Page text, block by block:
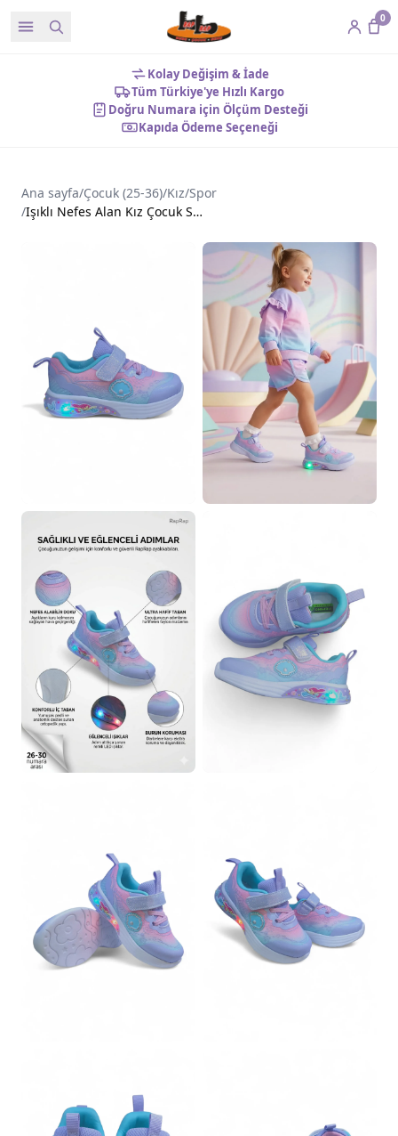
0
Kolay Değişim & İade
Tüm Türkiye'ye Hızlı Kargo
Doğru Numara için Ölçüm Desteği
Kapıda Ödeme Seçeneği
Ana sayfa/Çocuk (25-36)/Kız/Spor
/
Işıklı Nefes Alan Kız Çocuk Spor Ayakkabı Mavi